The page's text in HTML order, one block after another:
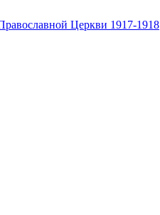
Церкви 1917-1918